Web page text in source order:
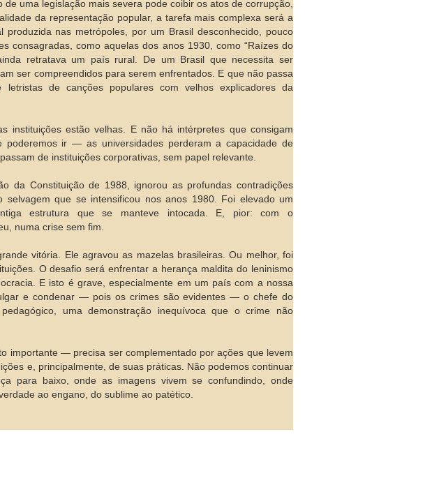
uma legislação mais severa pode coibir os atos de corrupção,
da representação popular, a tarefa mais complexa será a
nas metrópoles, por um Brasil desconhecido, pouco
consagradas, como aquelas dos anos 1930, como “Raízes do
retratava um país rural. De um Brasil que necessita ser
ser compreendidos para serem enfrentados. E que não passa
de canções populares com velhos explicadores da
instituições estão velhas. E não há intérpretes que consigam
ir — as universidades perderam a capacidade de
de instituições corporativas, sem papel relevante.
da Constituição de 1988, ignorou as profundas contradições
que se intensificou nos anos 1980. Foi elevado um
estrutura que se manteve intocada. E, pior: com o
numa crise sem fim.
vitória. Ele agravou as mazelas brasileiras. Ou melhor, foi
O desafio será enfrentar a herança maldita do leninismo
E isto é grave, especialmente em um país com a nossa
e condenar — pois os crimes são evidentes — o chefe do
uma demonstração inequívoca que o crime não
importante — precisa ser complementado por ações que levem
e, principalmente, de suas práticas. Não podemos continuar
para baixo, onde as imagens vivem se confundindo, onde
ao engano, do sublime ao patético.